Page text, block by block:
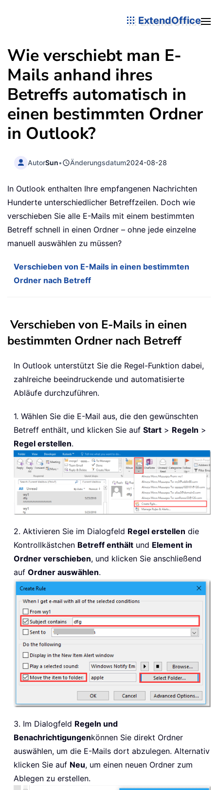
ExtendOffice
Wie verschiebt man E-
Mails anhand ihres
Betreffs automatisch in
einen bestimmten Ordner
in Outlook?
AutorSun• Änderungsdatum2024-08-28
In Outlook enthalten Ihre empfangenen Nachrichten
Hunderte unterschiedlicher Betreffzeilen. Doch wie
verschieben Sie alle E-Mails mit einem bestimmten
Betreff schnell in einen Ordner – ohne jede einzelne
manuell auswählen zu müssen?
Verschieben von E-Mails in einen bestimmten
Ordner nach Betreff
Verschieben von E-Mails in einen
bestimmten Ordner nach Betreff
In Outlook unterstützt Sie die Regel-Funktion dabei,
zahlreiche beeindruckende und automatisierte
Abläufe durchzuführen.
1. Wählen Sie die E-Mail aus, die den gewünschten
Betreff enthält, und klicken Sie auf Start > Regeln >
Regel erstellen.
2. Aktivieren Sie im Dialogfeld Regel erstellen die
Kontrollkästchen Betreff enthält und Element in
Ordner verschieben, und klicken Sie anschließend
auf Ordner auswählen.
3. Im Dialogfeld Regeln und
Benachrichtigungenkönnen Sie direkt Ordner
auswählen, um die E-Mails dort abzulegen. Alternativ
klicken Sie auf Neu, um einen neuen Ordner zum
Ablegen zu erstellen.